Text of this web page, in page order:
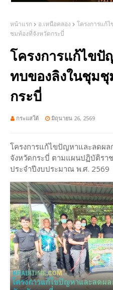
หน้าแรก อ.เหนือคลอง
โครงการแก้
ชมท้องที่จังหวัดกระบี่
โครงการแก้ไข
ทบของลิงในชุม
กระบี่
กระแสใต้ มิถุนายน 26, 2569
โครงการแก้ไขปัญหาและลดผ
จังหวัดกระบี่ ตามแผนปฏิบัติรา
ประจำปีงบประมาณ พ.ศ. 2569